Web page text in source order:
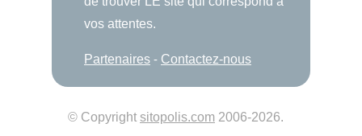
vos attentes.
Partenaires - Contactez-nous
© Copyright sitopolis.com 2006-2026.